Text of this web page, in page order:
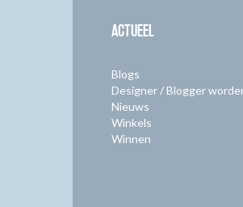
ACTUEEL
Blogs
Designer / Blogger
Nieuws
Winkels
Winnen